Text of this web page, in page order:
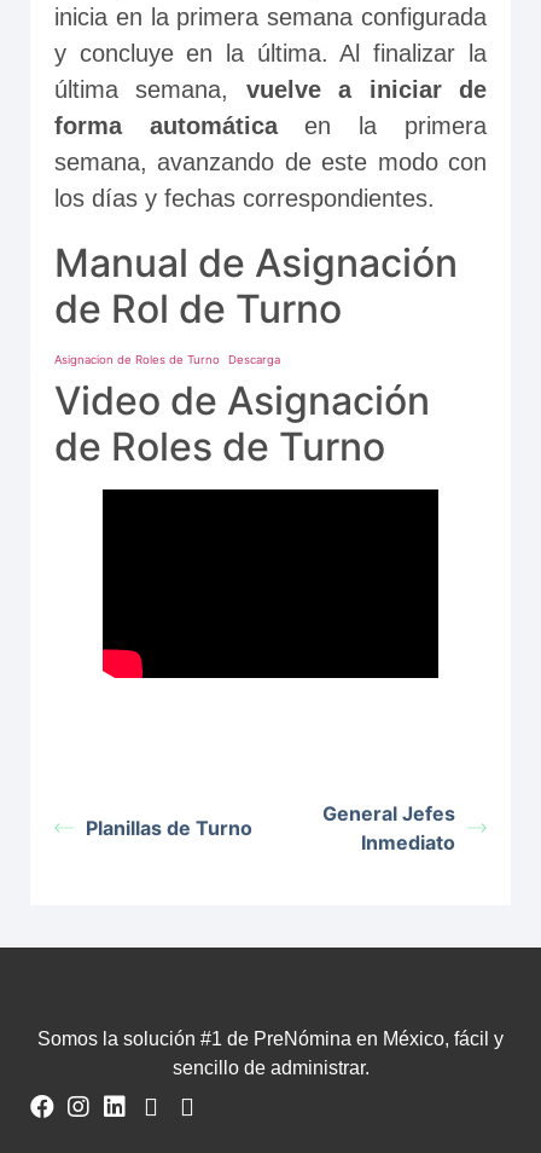
inicia en la primera semana configurada
y concluye en la última. Al finalizar la
última semana, vuelve a iniciar de
forma automática en la primera
semana, avanzando de este modo con
los días y fechas correspondientes.
Manual de Asignación
de Rol de Turno
Asignacion de Roles de Turno Descarga
Video de Asignación
de Roles de Turno
Planillas de Turno
General Jefes
Inmediato
Somos la solución #1 de PreNómina en México, fácil y
sencillo de administrar.